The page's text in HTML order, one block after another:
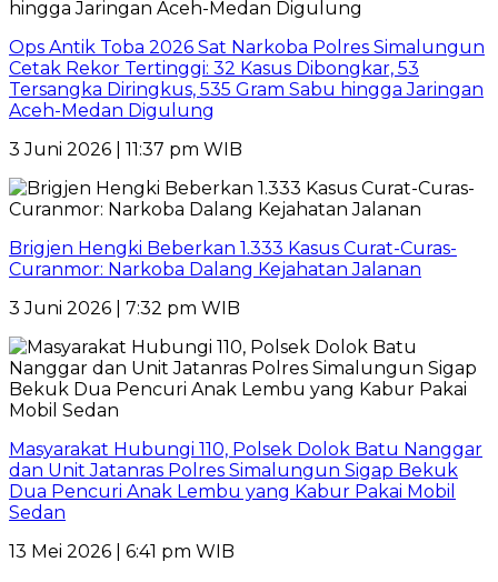
Ops Antik Toba 2026 Sat Narkoba Polres Simalungun
Cetak Rekor Tertinggi: 32 Kasus Dibongkar, 53
Tersangka Diringkus, 535 Gram Sabu hingga Jaringan
Aceh-Medan Digulung
3 Juni 2026 | 11:37 pm WIB
Brigjen Hengki Beberkan 1.333 Kasus Curat-Curas-
Curanmor: Narkoba Dalang Kejahatan Jalanan
3 Juni 2026 | 7:32 pm WIB
Masyarakat Hubungi 110, Polsek Dolok Batu Nanggar
dan Unit Jatanras Polres Simalungun Sigap Bekuk
Dua Pencuri Anak Lembu yang Kabur Pakai Mobil
Sedan
13 Mei 2026 | 6:41 pm WIB